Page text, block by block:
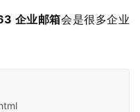
企业邮箱会是很多企业